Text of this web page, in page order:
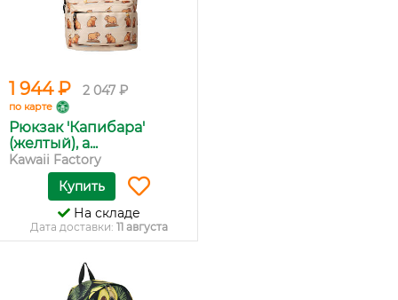
1 944 ₽ 2 047 ₽
по карте
Рюкзак 'Капибара'
(желтый), а...
Kawaii Factory
Купить
На складе
Дата доставки: 11 августа